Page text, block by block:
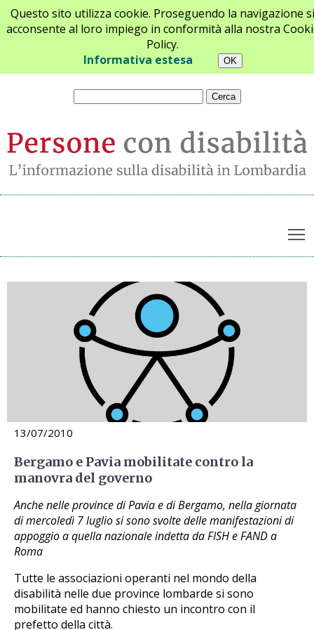
Questo sito utilizza cookie. Proseguendo la navigazione si
acconsente al loro impiego in conformità alla nostra
Policy.
Informativa estesa
Chi siamo Newsletter Contatti
Archivio notizie
13/07/2010
Bergamo e Pavia mobilitate contro la
manovra del governo
Anche nelle province di Pavia e di Bergamo, nella giornata
di mercoledì 7 luglio si sono svolte delle manifestazioni di
appoggio a quella nazionale indetta da FISH e FAND a
Roma
Tutte le associazioni operanti nel mondo della
disabilità nelle due province lombarde si sono
mobilitate ed hanno chiesto un incontro con il
prefetto della città.